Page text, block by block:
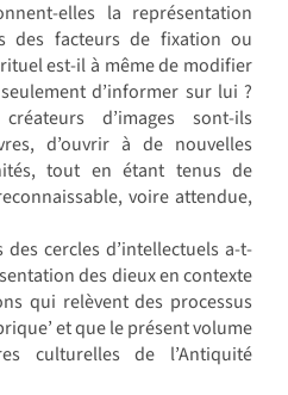
elles la représentation
des facteurs de fixation ou
est-il à même de modifier
d’informer sur lui ?
d’images sont-ils
d’ouvrir à de nouvelles
tout en étant tenus de
voire attendue,
des cercles d’intellectuels a-t-
des dieux en contexte
qui relèvent des processus
et que le présent volume
culturelles de l’Antiquité